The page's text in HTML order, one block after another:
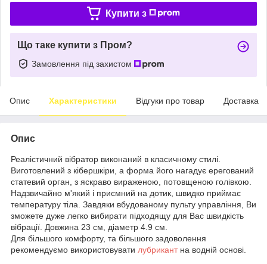
Купити з
Що таке купити з Пром?
Замовлення під захистом
Опис Характеристики Відгуки про товар Доставка
Опис
Реалістичний вібратор виконаний в класичному стилі.
Виготовлений з кібершкіри, а форма його нагадує ерегований
статевий орган, з яскраво вираженою, потовщеною голівкою.
Надзвичайно м'який і приємний на дотик, швидко приймає
температуру тіла. Завдяки вбудованому пульту управління, Ви
зможете дуже легко вибирати підходящу для Вас швидкість
вібрації. Довжина 23 см, діаметр 4.9 см.
Для більшого комфорту, та більшого задоволення
рекомендуємо використовувати лубрикантна водній основі.